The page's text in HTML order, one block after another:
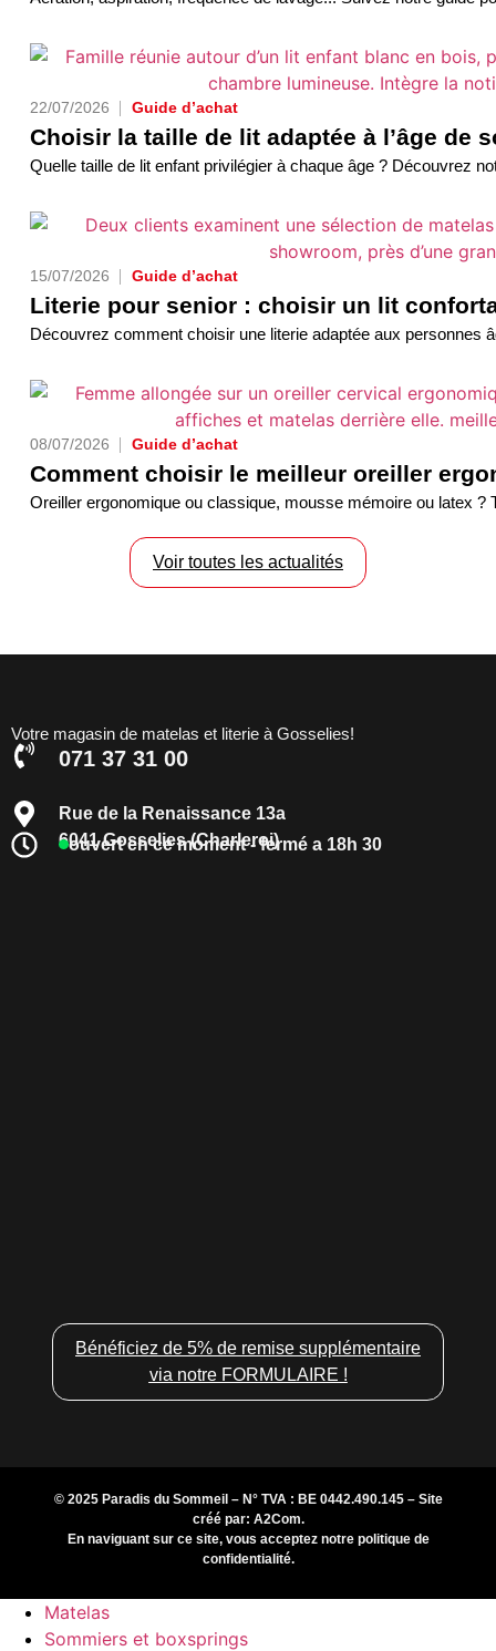
22/07/2026 Guide d’achat
Choisir la taille de lit adaptée à l’âge de
Quelle taille de lit enfant privilégier à chaque âge ? Découvrez
15/07/2026 Guide d’achat
Literie pour senior : choisir un lit
Découvrez comment choisir une literie adaptée aux personnes
08/07/2026 Guide d’achat
Comment choisir le meilleur oreiller
Oreiller ergonomique ou classique, mousse mémoire ou latex ?
Voir toutes les actualités
Votre magasin de matelas et literie à Gosselies!
071 37 31 00
Rue de la Renaissance 13a
6041 Gosselies (Charleroi)
ouvert en ce moment - fermé a 18h 30
Bénéficiez de 5% de remise supplémentaire
via notre FORMULAIRE !
© 2025 Paradis du Sommeil – N° TVA : BE 0442.490.145 – Site
créé par: A2Com.
En naviguant sur ce site, vous acceptez notre politique de
confidentialité.
Matelas
Sommiers et boxsprings